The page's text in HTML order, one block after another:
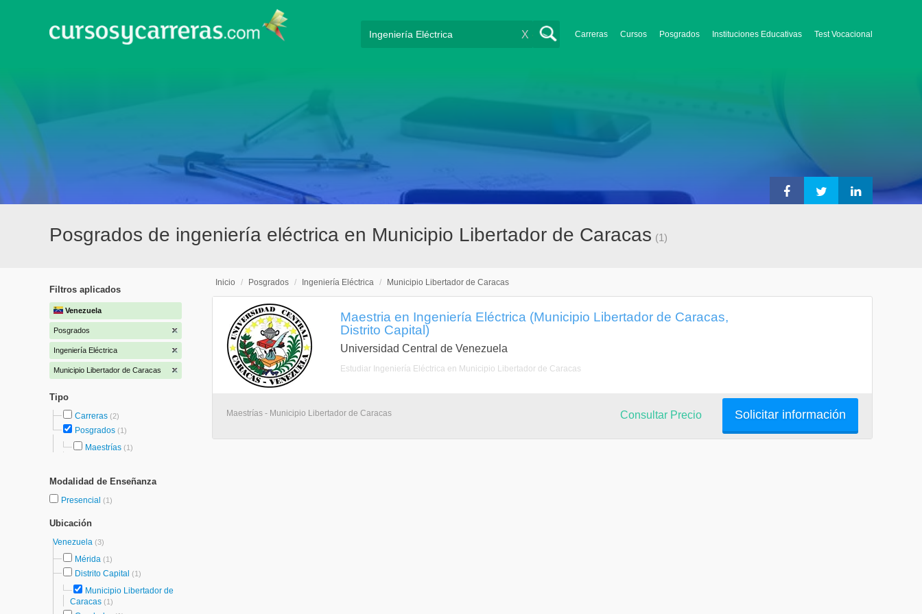
Carreras Cursos Posgrados Instituciones Educativas Test Vocacional
X
Posgrados de ingeniería eléctrica en Municipio Libertador de Caracas (1)
Filtros aplicados
Venezuela
Posgrados
Ingeniería Eléctrica
Municipio Libertador de Caracas
Tipo
Carreras (2)
Posgrados (1)
Maestrías (1)
Modalidad de Enseñanza
Presencial (1)
Ubicación
Venezuela (3)
Mérida (1)
Distrito Capital (1)
Municipio Libertador de
Caracas (1)
Inicio / Posgrados / Ingeniería Eléctrica / Municipio Libertador de Caracas
Maestria en Ingeniería Eléctrica (Municipio Libertador de Caracas,
Distrito Capital)
Universidad Central de Venezuela
Estudiar Ingeniería Eléctrica en Municipio Libertador de Caracas
Maestrías - Municipio Libertador de Caracas Solicitar información
Consultar Precio